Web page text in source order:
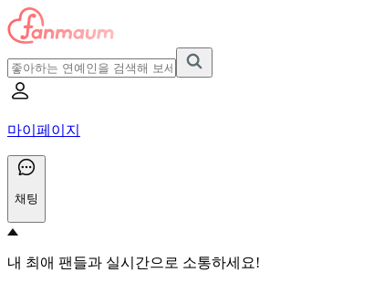
마이페이지
채팅
내 최애 팬들과 실시간으로 소통하세요!